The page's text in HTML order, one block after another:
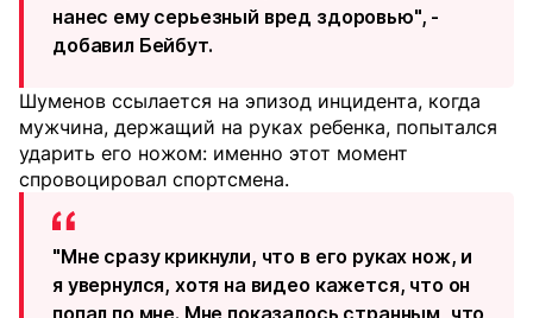
нанес ему серьезный вред здоровью", -
добавил Бейбут.
Шуменов ссылается на эпизод инцидента, когда
мужчина, держащий на руках ребенка, попытался
ударить его ножом: именно этот момент
спровоцировал спортсмена.
"Мне сразу крикнули, что в его руках нож, и
я увернулся, хотя на видео кажется, что он
попал по мне. Мне показалось странным, что